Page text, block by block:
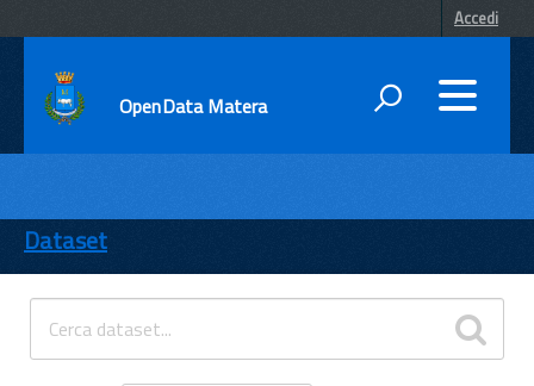
Accedi
OpenData Matera
ENTI
TEMI
INFORMAZIONI
Dataset